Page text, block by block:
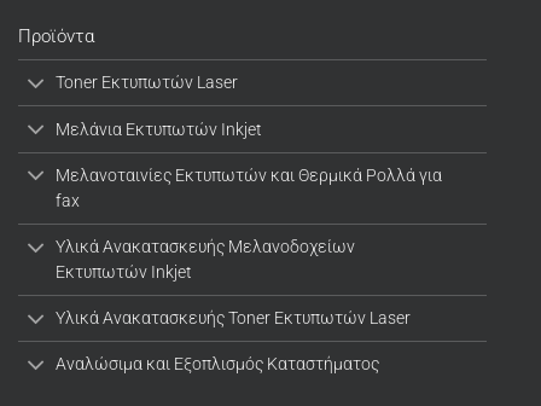
Προϊόντα
Toner Εκτυπωτών Laser
Μελάνια Εκτυπωτών Inkjet
Μελανοταινίες Εκτυπωτών και Θερμικά Ρολλά για
fax
Υλικά Ανακατασκευής Μελανοδοχείων
Εκτυπωτών Inkjet
Υλικά Ανακατασκευής Toner Εκτυπωτών Laser
Αναλώσιμα και Εξοπλισμός Καταστήματος